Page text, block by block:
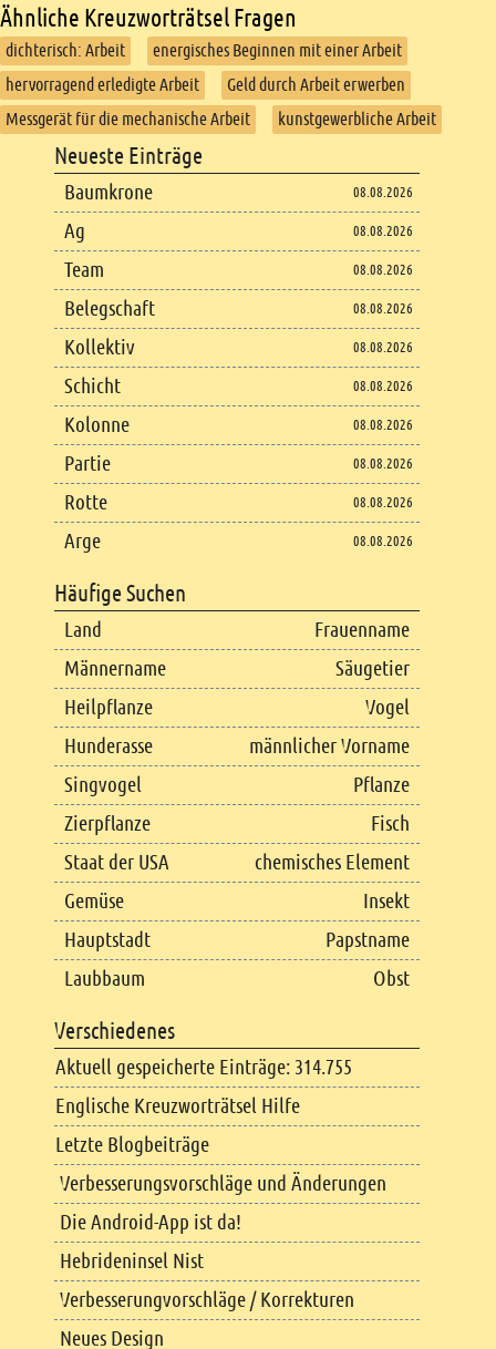
Ähnliche Kreuzworträtsel Fragen
dichterisch: Arbeit
energisches Beginnen mit einer Arbeit
hervorragend erledigte Arbeit
Geld durch Arbeit erwerben
Messgerät für die mechanische Arbeit
kunstgewerbliche Arbeit
Footer content
Neueste Einträge
Baumkrone 08.08.2026
Ag 08.08.2026
Team 08.08.2026
Belegschaft 08.08.2026
Kollektiv 08.08.2026
Schicht 08.08.2026
Kolonne 08.08.2026
Partie 08.08.2026
Rotte 08.08.2026
Arge 08.08.2026
Häufige Suchen
Land
Frauenname
Männername
Säugetier
Heilpflanze
Vogel
Hunderasse
männlicher Vorname
Singvogel
Pflanze
Zierpflanze
Fisch
Staat der USA
chemisches Element
Gemüse
Insekt
Hauptstadt
Papstname
Laubbaum
Obst
Verschiedenes
Aktuell gespeicherte Einträge: 314.755
Englische Kreuzworträtsel Hilfe
Letzte Blogbeiträge
Verbesserungsvorschläge und Änderungen
Die Android-App ist da!
Hebrideninsel Nist
Verbesserungvorschläge / Korrekturen
Neues Design